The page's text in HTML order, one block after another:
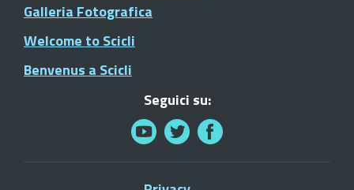
Galleria Fotografica
Welcome to Scicli
Benvenus a Scicli
Seguici su: